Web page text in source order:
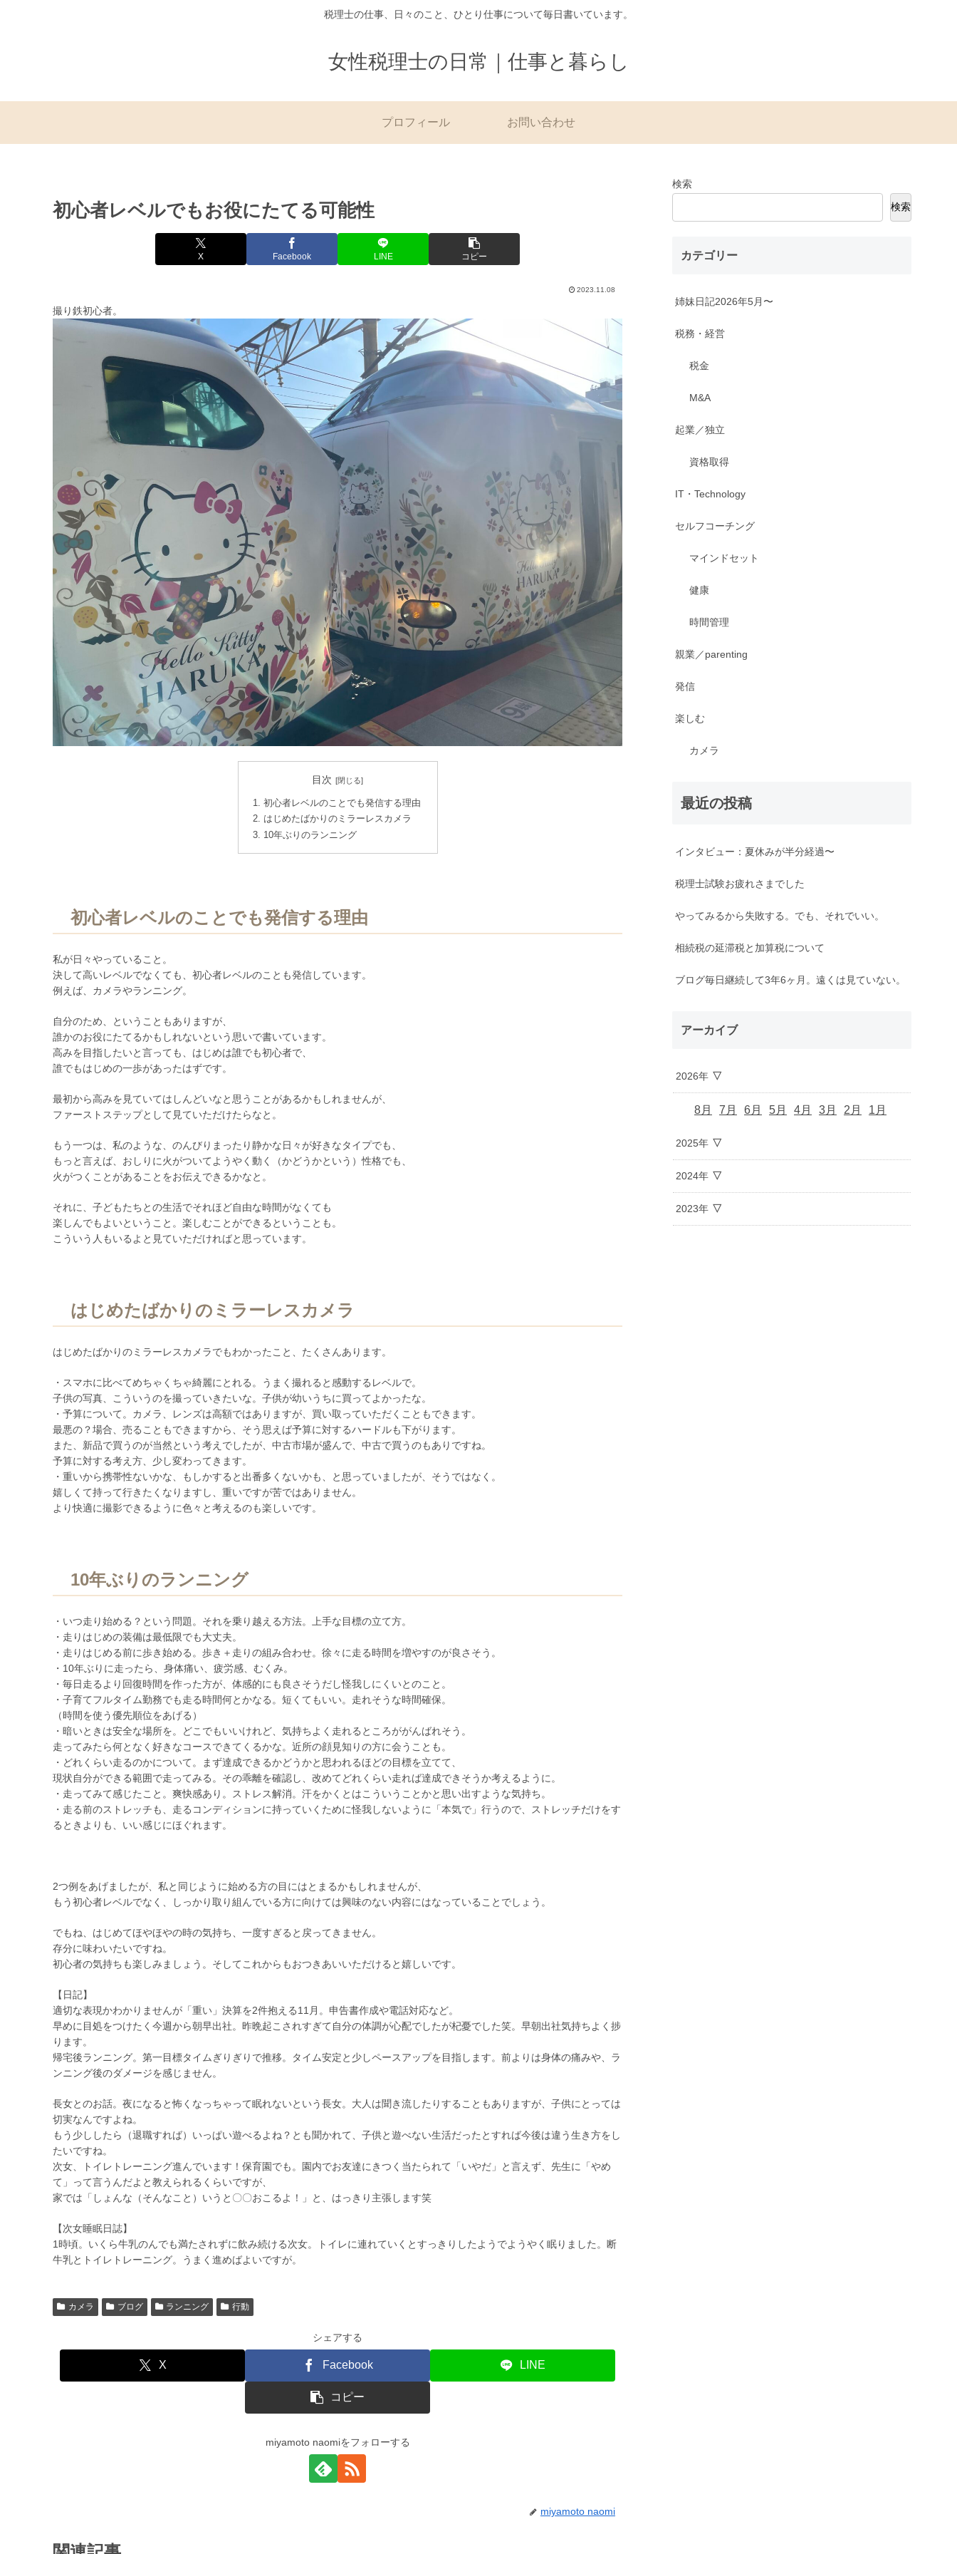
税理士の仕事、日々のこと、ひとり仕事について毎日書いています。
女性税理士の日常｜仕事と暮らし
プロフィール お問い合わせ
初心者レベルでもお役にたてる可能性
X Facebook LINE コピー
2023.11.08
撮り鉄初心者。
目次
初心者レベルのことでも発信する理由
はじめたばかりのミラーレスカメラ
10年ぶりのランニング
初心者レベルのことでも発信する理由
私が日々やっていること。
決して高いレベルでなくても、初心者レベルのことも発信しています。
例えば、カメラやランニング。
自分のため、ということもありますが、
誰かのお役にたてるかもしれないという思いで書いています。
高みを目指したいと言っても、はじめは誰でも初心者で、
誰でもはじめの一歩があったはずです。
最初から高みを見ていてはしんどいなと思うことがあるかもしれませんが、
ファーストステップとして見ていただけたらなと。
もう一つは、私のような、のんびりまったり静かな日々が好きなタイプでも、
もっと言えば、おしりに火がついてようやく動く（かどうかという）性格でも、
火がつくことがあることをお伝えできるかなと。
それに、子どもたちとの生活でそれほど自由な時間がなくても
楽しんでもよいということ。楽しむことができるということも。
こういう人もいるよと見ていただければと思っています。
はじめたばかりのミラーレスカメラ
はじめたばかりのミラーレスカメラでもわかったこと、たくさんあります。
・スマホに比べてめちゃくちゃ綺麗にとれる。うまく撮れると感動するレベルで。
子供の写真、こういうのを撮っていきたいな。子供が幼いうちに買ってよかったな。
・予算について。カメラ、レンズは高額ではありますが、買い取っていただくこともできます。
最悪の？場合、売ることもできますから、そう思えば予算に対するハードルも下がります。
また、新品で買うのが当然という考えでしたが、中古市場が盛んで、中古で買うのもありですね。
予算に対する考え方、少し変わってきます。
・重いから携帯性ないかな、もしかすると出番多くないかも、と思っていましたが、そうではなく。
嬉しくて持って行きたくなりますし、重いですが苦ではありません。
より快適に撮影できるように色々と考えるのも楽しいです。
10年ぶりのランニング
・いつ走り始める？という問題。それを乗り越える方法。上手な目標の立て方。
・走りはじめの装備は最低限でも大丈夫。
・走りはじめる前に歩き始める。歩き＋走りの組み合わせ。徐々に走る時間を増やすのが良さそう。
・10年ぶりに走ったら、身体痛い、疲労感、むくみ。
・毎日走るより回復時間を作った方が、体感的にも良さそうだし怪我しにくいとのこと。
・子育てフルタイム勤務でも走る時間何とかなる。短くてもいい。走れそうな時間確保。
（時間を使う優先順位をあげる）
・暗いときは安全な場所を。どこでもいいけれど、気持ちよく走れるところががんばれそう。
走ってみたら何となく好きなコースできてくるかな。近所の顔見知りの方に会うことも。
・どれくらい走るのかについて。まず達成できるかどうかと思われるほどの目標を立てて、
現状自分ができる範囲で走ってみる。その乖離を確認し、改めてどれくらい走れば達成できそうか考えるように。
・走ってみて感じたこと。爽快感あり。ストレス解消。汗をかくとはこういうことかと思い出すような気持ち。
・走る前のストレッチも、走るコンディションに持っていくために怪我しないように「本気で」行うので、ストレッチだけをす
るときよりも、いい感じにほぐれます。
2つ例をあげましたが、私と同じように始める方の目にはとまるかもしれませんが、
もう初心者レベルでなく、しっかり取り組んでいる方に向けては興味のない内容にはなっていることでしょう。
でもね、はじめてほやほやの時の気持ち、一度すぎると戻ってきません。
存分に味わいたいですね。
初心者の気持ちも楽しみましょう。そしてこれからもおつきあいいただけると嬉しいです。
【日記】
適切な表現かわかりませんが「重い」決算を2件抱える11月。申告書作成や電話対応など。
早めに目処をつけたく今週から朝早出社。昨晩起こされすぎて自分の体調が心配でしたが杞憂でした笑。早朝出社気持ちよく捗
ります。
帰宅後ランニング。第一目標タイムぎりぎりで推移。タイム安定と少しペースアップを目指します。前よりは身体の痛みや、ラ
ンニング後のダメージを感じません。
長女とのお話。夜になると怖くなっちゃって眠れないという長女。大人は聞き流したりすることもありますが、子供にとっては
切実なんですよね。
もう少ししたら（退職すれば）いっぱい遊べるよね？とも聞かれて、子供と遊べない生活だったとすれば今後は違う生き方をし
たいですね。
次女、トイレトレーニング進んでいます！保育園でも。園内でお友達にきつく当たられて「いやだ」と言えず、先生に「やめ
て」って言うんだよと教えられるくらいですが、
家では「しょんな（そんなこと）いうと〇〇おこるよ！」と、はっきり主張します笑
【次女睡眠日誌】
1時頃。いくら牛乳のんでも満たされずに飲み続ける次女。トイレに連れていくとすっきりしたようでようやく眠りました。断
牛乳とトイレトレーニング。うまく進めばよいですが。
カメラ ブログ ランニング 行動
シェアする
X Facebook LINE
コピー
miyamoto naomiをフォローする
miyamoto naomi
検索
検索
カテゴリー
姉妹日記2026年5月〜
税務・経営
税金
M&A
起業／独立
資格取得
IT・Technology
セルフコーチング
マインドセット
健康
時間管理
親業／parenting
発信
楽しむ
カメラ
最近の投稿
インタビュー：夏休みが半分経過〜
税理士試験お疲れさまでした
やってみるから失敗する。でも、それでいい。
相続税の延滞税と加算税について
ブログ毎日継続して3年6ヶ月。遠くは見ていない。
アーカイブ
2026年
8月 7月 6月 5月 4月 3月 2月 1月
2025年
2024年
2023年